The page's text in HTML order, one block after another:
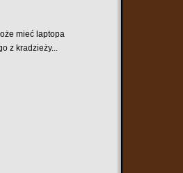
mieć laptopa
z kradzieży...